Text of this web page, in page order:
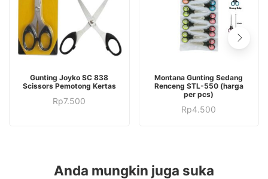
Gunting Joyko SC 838
Scissors Pemotong Kertas
Rp7.500
Montana Gunting Sedang
Renceng STL-550 (harga
per pcs)
Rp4.500
Anda mungkin juga suka